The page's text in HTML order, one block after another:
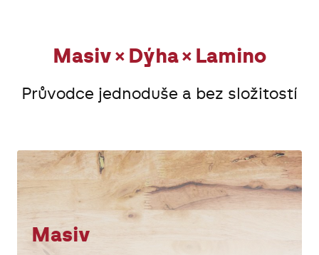
Masiv × Dýha × Lamino
Průvodce jednoduše a bez složitostí
Masiv